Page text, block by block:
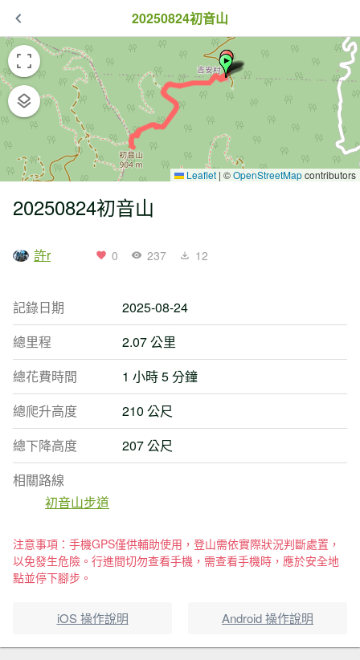
20250824初音山
Leaflet | ©OpenStreetMapcontributors
20250824初音山
許r 0 237 12
記錄日期
2025-08-24
總里程
2.07 公里
總花費時間
1 小時 5 分鐘
總爬升高度
210 公尺
總下降高度
207 公尺
相關路線
初音山步道
注意事項：手機GPS僅供輔助使用，登山需依實際狀況判斷處置，
以免發生危險。行進間切勿查看手機，需查看手機時，應於安全地
點並停下腳步。
iOS 操作說明 Android 操作說明